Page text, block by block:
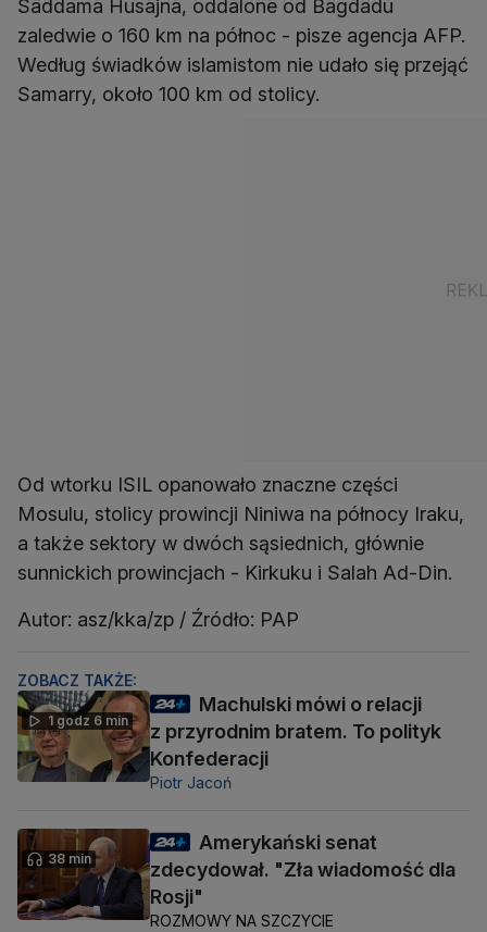
Saddama Husajna, oddalone od Bagdadu
zaledwie o 160 km na północ - pisze agencja AFP.
Według świadków islamistom nie udało się przejąć
Samarry, około 100 km od stolicy.
Od wtorku ISIL opanowało znaczne części
Mosulu, stolicy prowincji Niniwa na północy Iraku,
a także sektory w dwóch sąsiednich, głównie
sunnickich prowincjach - Kirkuku i Salah Ad-Din.
Autor: asz/kka/zp / Źródło: PAP
ZOBACZ TAKŻE:
1 godz 6 min
Machulski mówi o relacji
z przyrodnim bratem. To polityk
Konfederacji
Piotr Jacoń
38 min
Amerykański senat
zdecydował. "Zła wiadomość dla
Rosji"
ROZMOWY NA SZCZYCIE